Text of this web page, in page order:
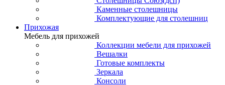
Каменные столешницы
Комплектующие для столешниц
Прихожая
Мебель для прихожей
Коллекции мебели для прихожей
Вешалки
Готовые комплекты
Зеркала
Консоли